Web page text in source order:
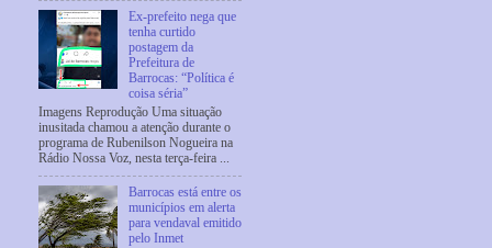
Ex-prefeito nega que
tenha curtido
postagem da
Prefeitura de
Barrocas: “Política é
coisa séria”
Imagens Reprodução Uma situação
inusitada chamou a atenção durante o
programa de Rubenilson Nogueira na
Rádio Nossa Voz, nesta terça-feira ...
Barrocas está entre os
municípios em alerta
para vendaval emitido
pelo Inmet